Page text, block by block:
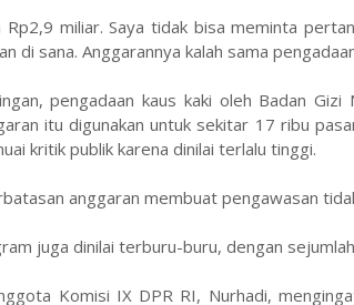
Rp2,9 miliar. Saya tidak bisa meminta
di sana. Anggarannya kalah sama
pengadaan kaus kaki oleh Badan
itu digunakan untuk sekitar 17 ribu
kritik publik karena dinilai terlalu tinggi.
anggaran membuat pengawasan
juga dinilai terburu-buru, dengan
Komisi IX DPR RI, Nurhadi,